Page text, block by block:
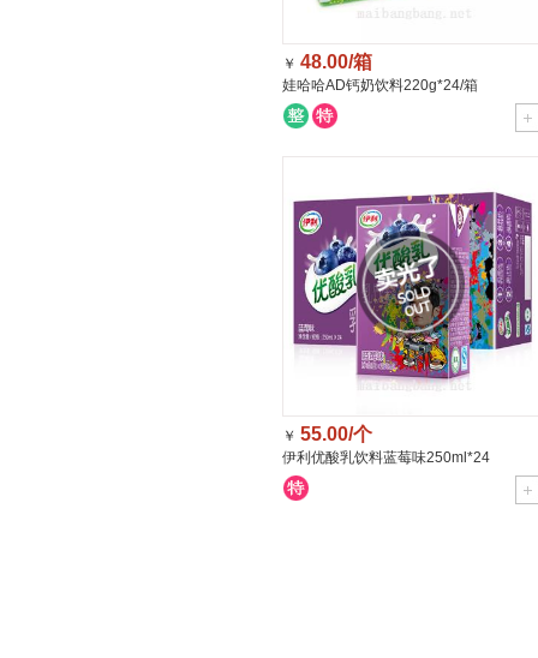
￥ 48.00/箱
娃哈哈AD钙奶饮料220g*24/箱
￥ 55.00/个
伊利优酸乳饮料蓝莓味250ml*24